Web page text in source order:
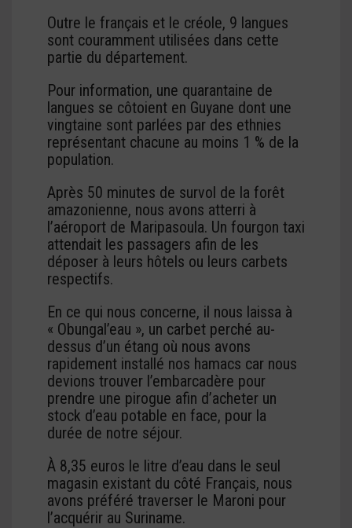
Outre le français et le créole, 9 langues
sont couramment utilisées dans cette
partie du département.
Pour information, une quarantaine de
langues se côtoient en Guyane dont une
vingtaine sont parlées par des ethnies
représentant chacune au moins 1 % de la
population.
Après 50 minutes de survol de la forêt
amazonienne, nous avons atterri à
l’aéroport de Maripasoula. Un fourgon taxi
attendait les passagers afin de les
déposer à leurs hôtels ou leurs carbets
respectifs.
En ce qui nous concerne, il nous laissa à
« Obungal’eau », un carbet perché au-
dessus d’un étang où nous avons
rapidement installé nos hamacs car nous
devions trouver l’embarcadère pour
prendre une pirogue afin d’acheter un
stock d’eau potable en face, pour la
durée de notre séjour.
À 8,35 euros le litre d’eau dans le seul
magasin existant du côté Français, nous
avons préféré traverser le Maroni pour
l’acquérir au Suriname.